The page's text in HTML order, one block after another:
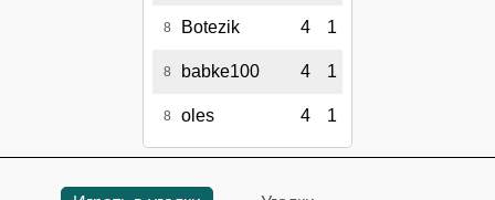
8 Botezik 4 1
8 babke100 4 1
8 oles 4 1